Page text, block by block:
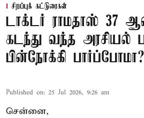
சிறப்புக் கட்டுரைகள்
டாக்டர் ராமதாஸ் 37
கடந்து வந்த அரசியல்
பின்நோக்கி பார்ப்போமா?
Published on: 25 Jul 2026, 9:26 am
சென்னை,